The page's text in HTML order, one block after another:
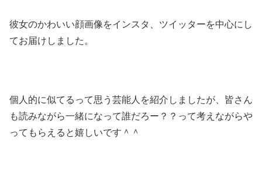
彼女のかわいい顔画像をインスタ、ツイッターを中心にし
てお届けしました。
個人的に似てるって思う芸能人を紹介しましたが、皆さん
も読みながら一緒になって誰だろー？？って考えながらや
ってもらえると嬉しいです＾＾